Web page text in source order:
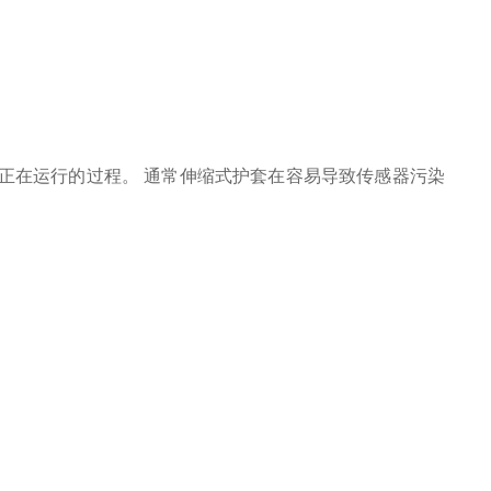
运行的过程。 通常伸缩式护套在容易导致传感器污染